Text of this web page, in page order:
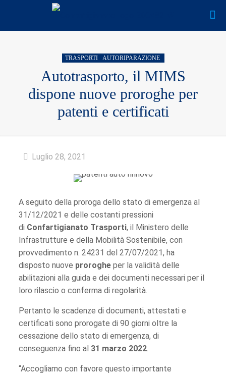
TRASPORTI AUTORIPARAZIONE
Autotrasporto, il MIMS
dispone nuove proroghe per
patenti e certificati
Luglio 28, 2021
A seguito della proroga dello stato di emergenza al
31/12/2021 e delle costanti pressioni
di Confartigianato Trasporti, il Ministero delle
Infrastrutture e della Mobilità Sostenibile, con
provvedimento n. 24231 del 27/07/2021, ha
disposto nuove proroghe per la validità delle
abilitazioni alla guida e dei documenti necessari per il
loro rilascio o conferma di regolarità.
Pertanto le scadenze di documenti, attestati e
certificati sono prorogate di 90 giorni oltre la
cessazione dello stato di emergenza, di
conseguenza fino al 31 marzo 2022.
“Accogliamo con favore questo importante